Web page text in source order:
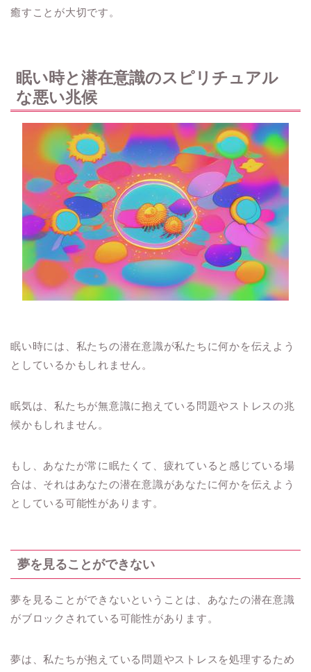
癒すことが大切です。
眠い時と潜在意識のスピリチュアル
な悪い兆候
眠い時には、私たちの潜在意識が私たちに何かを伝えよう
としているかもしれません。
眠気は、私たちが無意識に抱えている問題やストレスの兆
候かもしれません。
もし、あなたが常に眠たくて、疲れていると感じている場
合は、それはあなたの潜在意識があなたに何かを伝えよう
としている可能性があります。
夢を見ることができない
夢を見ることができないということは、あなたの潜在意識
がブロックされている可能性があります。
夢は、私たちが抱えている問題やストレスを処理するため